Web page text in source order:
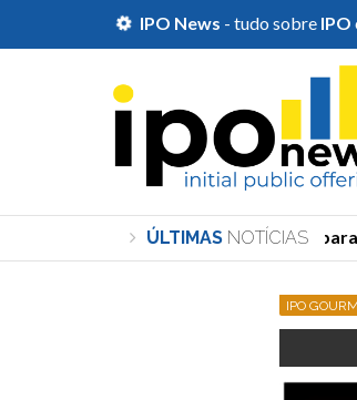
IPO News - tudo sobre IPO
ÚLTIMAS NOTÍCIAS
TSE cria órgão para
IPO